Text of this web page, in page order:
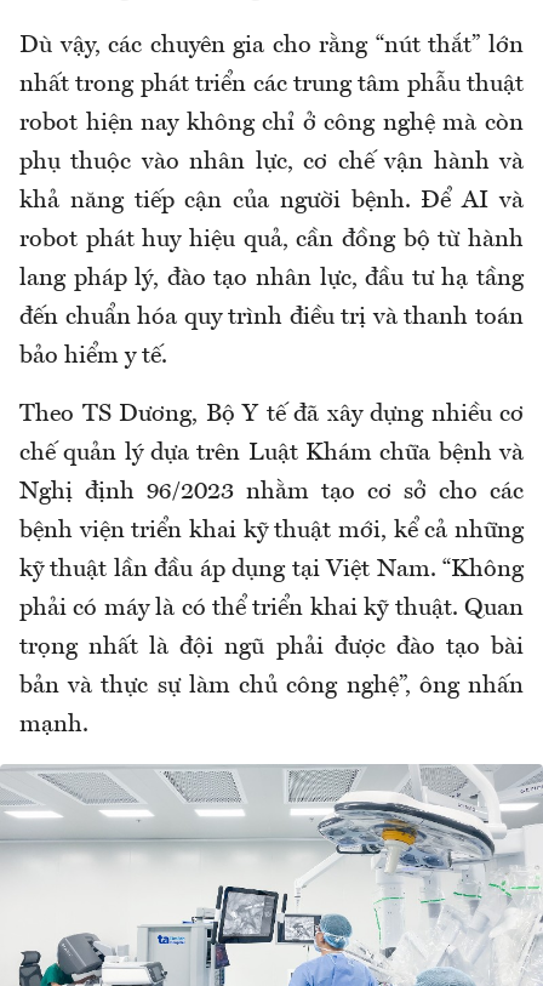
Dù vậy, các chuyên gia cho rằng “nút thắt” lớn
nhất trong phát triển các trung tâm phẫu thuật
robot hiện nay không chỉ ở công nghệ mà còn
phụ thuộc vào nhân lực, cơ chế vận hành và
khả năng tiếp cận của người bệnh. Để AI và
robot phát huy hiệu quả, cần đồng bộ từ hành
lang pháp lý, đào tạo nhân lực, đầu tư hạ tầng
đến chuẩn hóa quy trình điều trị và thanh toán
bảo hiểm y tế.
Theo TS Dương, Bộ Y tế đã xây dựng nhiều cơ
chế quản lý dựa trên Luật Khám chữa bệnh và
Nghị định 96/2023 nhằm tạo cơ sở cho các
bệnh viện triển khai kỹ thuật mới, kể cả những
kỹ thuật lần đầu áp dụng tại Việt Nam. “Không
phải có máy là có thể triển khai kỹ thuật. Quan
trọng nhất là đội ngũ phải được đào tạo bài
bản và thực sự làm chủ công nghệ”, ông nhấn
mạnh.